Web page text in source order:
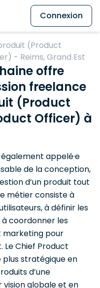
Connexion
(Product
- Reims, Grand Est
offre
freelance
(Product
Officer) à
appelé·e
de la conception,
d’un produit tout
métier consiste à
à définir les
coordonner les
marketing pour
Le Chief Product
stratégique en
d’une
vision globale et en